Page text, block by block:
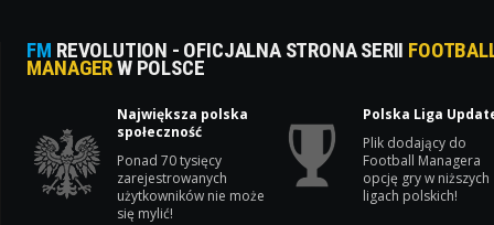
FM REVOLUTION - OFICJALNA STRONA SERII
MANAGERW POLSCE
Największa polska
społeczność
Ponad 70 tysięcy
zarejestrowanych
użytkowników nie może
się mylić!
Polska Liga
Plik dodający do
Football Managera
opcję gry w niższych
ligach polskich!